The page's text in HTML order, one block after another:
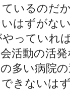
いるのだ
はずがな
っていれ
活動の活
多い病院
きないは